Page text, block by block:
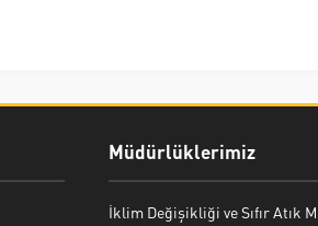
Müdürlüklerimiz
İklim Değişikliği ve Sıfır Atık